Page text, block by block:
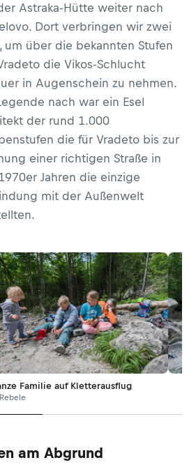
Astraka-Hütte weiter nach
Dort verbringen wir zwei
um über die bekannten Stufen
die Vikos-Schlucht
in Augenschein zu nehmen.
nach war ein Esel
der rund 1.000
die für Vradeto bis zur
einer richtigen Straße in
Jahren die einzige
mit der Außenwelt
Familie auf Kletterausflug
am Abgrund